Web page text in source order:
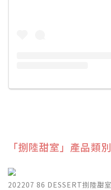
「捌陸甜室」產品類別
202207 86 DESSERT捌陸甜